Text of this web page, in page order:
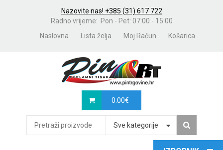
Nazovite nas! +385 (31) 617 722
Radno vrijeme: Pon - Pet: 07:00 - 15:00
Naslovna
Lista želja Moj Račun Košarica
0.00€
Sve kategorije